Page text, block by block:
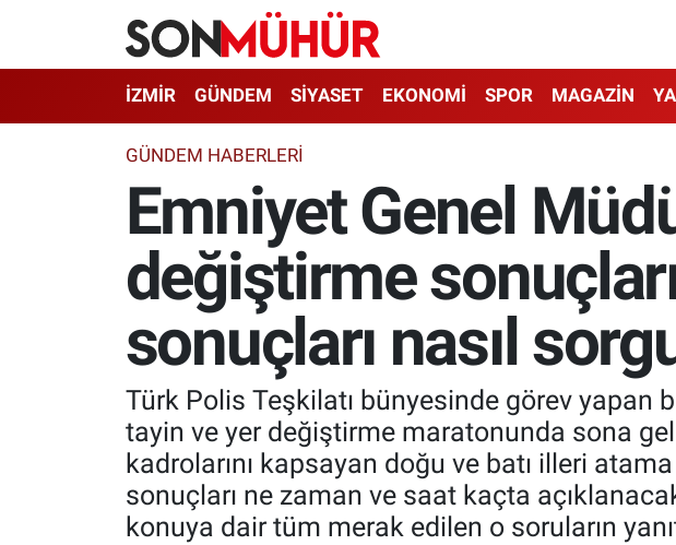
İZMİR GÜNDEM SİYASET EKONOMİ SPOR MAGAZİN
GÜNDEM HABERLERI
Emniyet Genel
değiştirme
sonuçları nasıl
Türk Polis Teşkilatı bünyesinde görev yapan
tayin ve yer değiştirme maratonunda sona
kadrolarını kapsayan doğu ve batı illeri
sonuçları ne zaman ve saat kaçta
konuya dair tüm merak edilen o soruların
İzmir Nöbetçi Eczaneler
İzmir Hava Durumu
İzmir Namaz Vakitleri
İzmir Trafik Yoğunluk Haritası
Süper Lig Puan Durumu ve Fikstür
Tüm Manşetler
Son Dakika Haberleri
Haber Arşivi